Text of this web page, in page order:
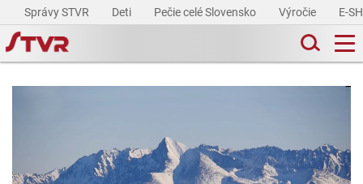
Správy STVR Deti Pečie celé Slovensko Výročie E-